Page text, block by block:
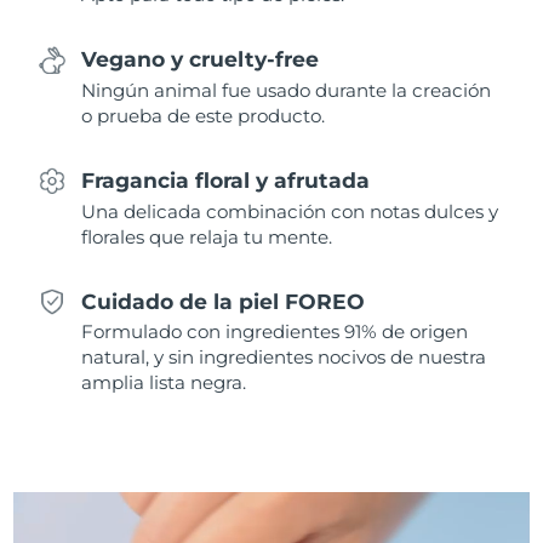
Vegano y cruelty-free
Ningún animal fue usado durante la creación
o prueba de este producto.
Fragancia floral y afrutada
Una delicada combinación con notas dulces y
florales que relaja tu mente.
Cuidado de la piel FOREO
Formulado con ingredientes 91% de origen
natural, y sin ingredientes nocivos de nuestra
amplia lista negra.
Eslovaquia
Eslovenia
Sudáfrica Entrega prevista
Corea del Sur Entrega prevista
España Entrega prevista
Suecia Entrega prevista8/12/26
Entrega prevista